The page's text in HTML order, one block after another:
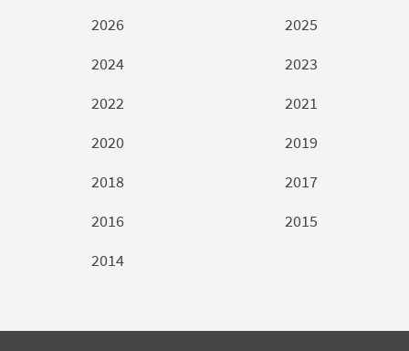
2026
2025
2024
2023
2022
2021
2020
2019
2018
2017
2016
2015
2014